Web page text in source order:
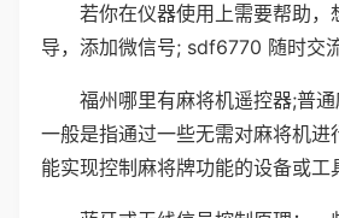
若你在仪器使用上需要帮助，
导，添加微信号; sdf6770 随时交流
福州哪里有麻将机遥控器;普
一般是指通过一些无需对麻将机进
能实现控制麻将牌功能的设备或工